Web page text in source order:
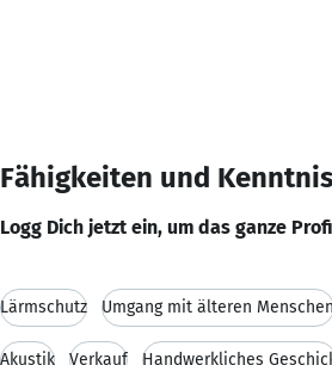
Fähigkeiten und
Logg Dich jetzt ein, um das ganze
Lärmschutz Umgang mit älteren
Akustik Verkauf Handwerkliches